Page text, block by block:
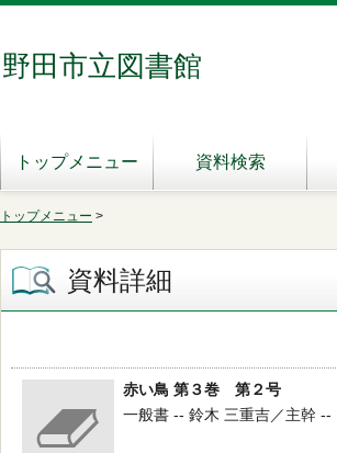
野田市立図書館
トップメニュー 資料検索
トップメニュー >
資料詳細
赤い鳥 第３巻 第２号
一般書 -- 鈴木 三重吉／主幹